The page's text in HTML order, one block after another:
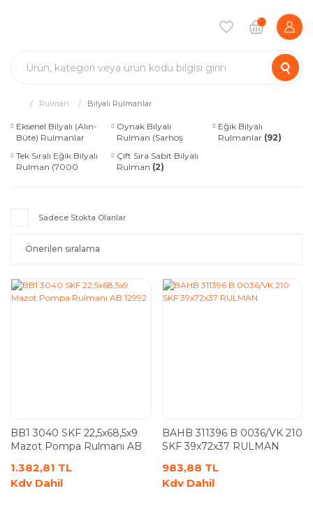
Rulman Bilyalı Rulmanlar
Eksenel Bilyalı (Alın-
Büte) Rulmanlar
Oynak Bilyalı
Rulman (Sarhoş
Eğik Bilyalı
Rulmanlar (92)
Tek Sıralı Eğik Bilyalı
Rulman (7000
Çift Sıra Sabit Bilyalı
Rulman (2)
Sadece Stokta Olanlar
BB1 3040 SKF 22,5x68,5x9
Mazot Pompa Rulmanı AB
1.382,81 TL
Kdv Dahil
BAHB 311396 B 0036/VK 210
SKF 39x72x37 RULMAN
983,88 TL
Kdv Dahil